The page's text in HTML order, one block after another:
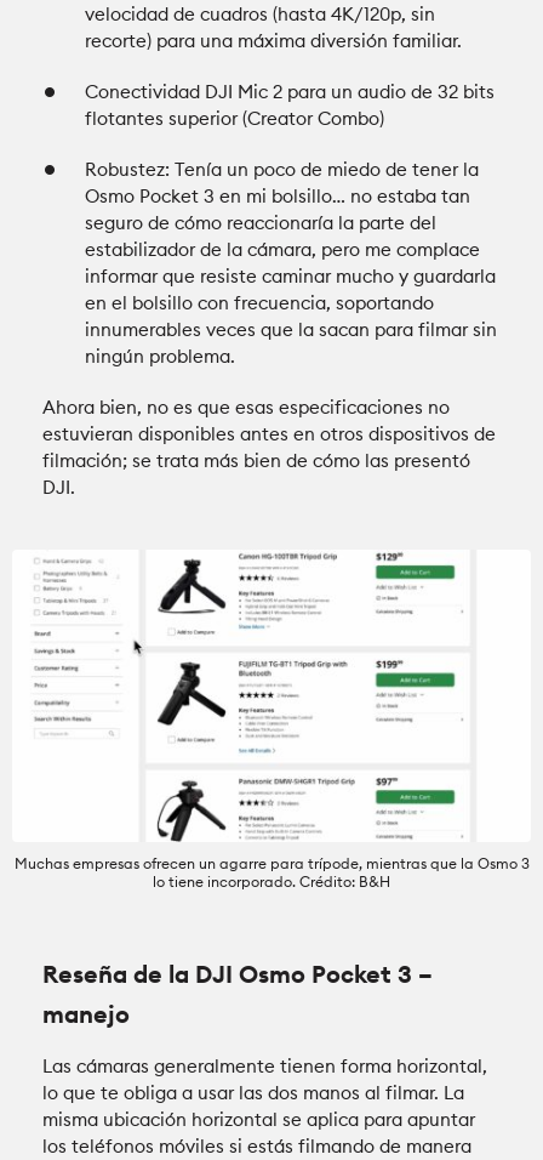
velocidad de cuadros (hasta 4K/120p, sin
recorte) para una máxima diversión familiar.
Conectividad DJI Mic 2 para un audio de 32 bits
flotantes superior (Creator Combo)
Robustez: Tenía un poco de miedo de tener la
Osmo Pocket 3 en mi bolsillo… no estaba tan
seguro de cómo reaccionaría la parte del
estabilizador de la cámara, pero me complace
informar que resiste caminar mucho y guardarla
en el bolsillo con frecuencia, soportando
innumerables veces que la sacan para filmar sin
ningún problema.
Ahora bien, no es que esas especificaciones no
estuvieran disponibles antes en otros dispositivos de
filmación; se trata más bien de cómo las presentó
DJI.
Muchas empresas ofrecen un agarre para trípode, mientras que la Osmo 3
lo tiene incorporado. Crédito: B&H
Reseña de la DJI Osmo Pocket 3 –
manejo
Las cámaras generalmente tienen forma horizontal,
lo que te obliga a usar las dos manos al filmar. La
misma ubicación horizontal se aplica para apuntar
los teléfonos móviles si estás filmando de manera